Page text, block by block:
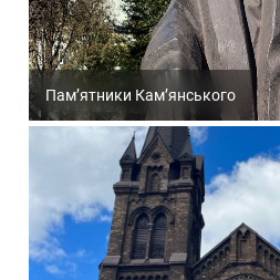
Пам’ятники Кам’янського